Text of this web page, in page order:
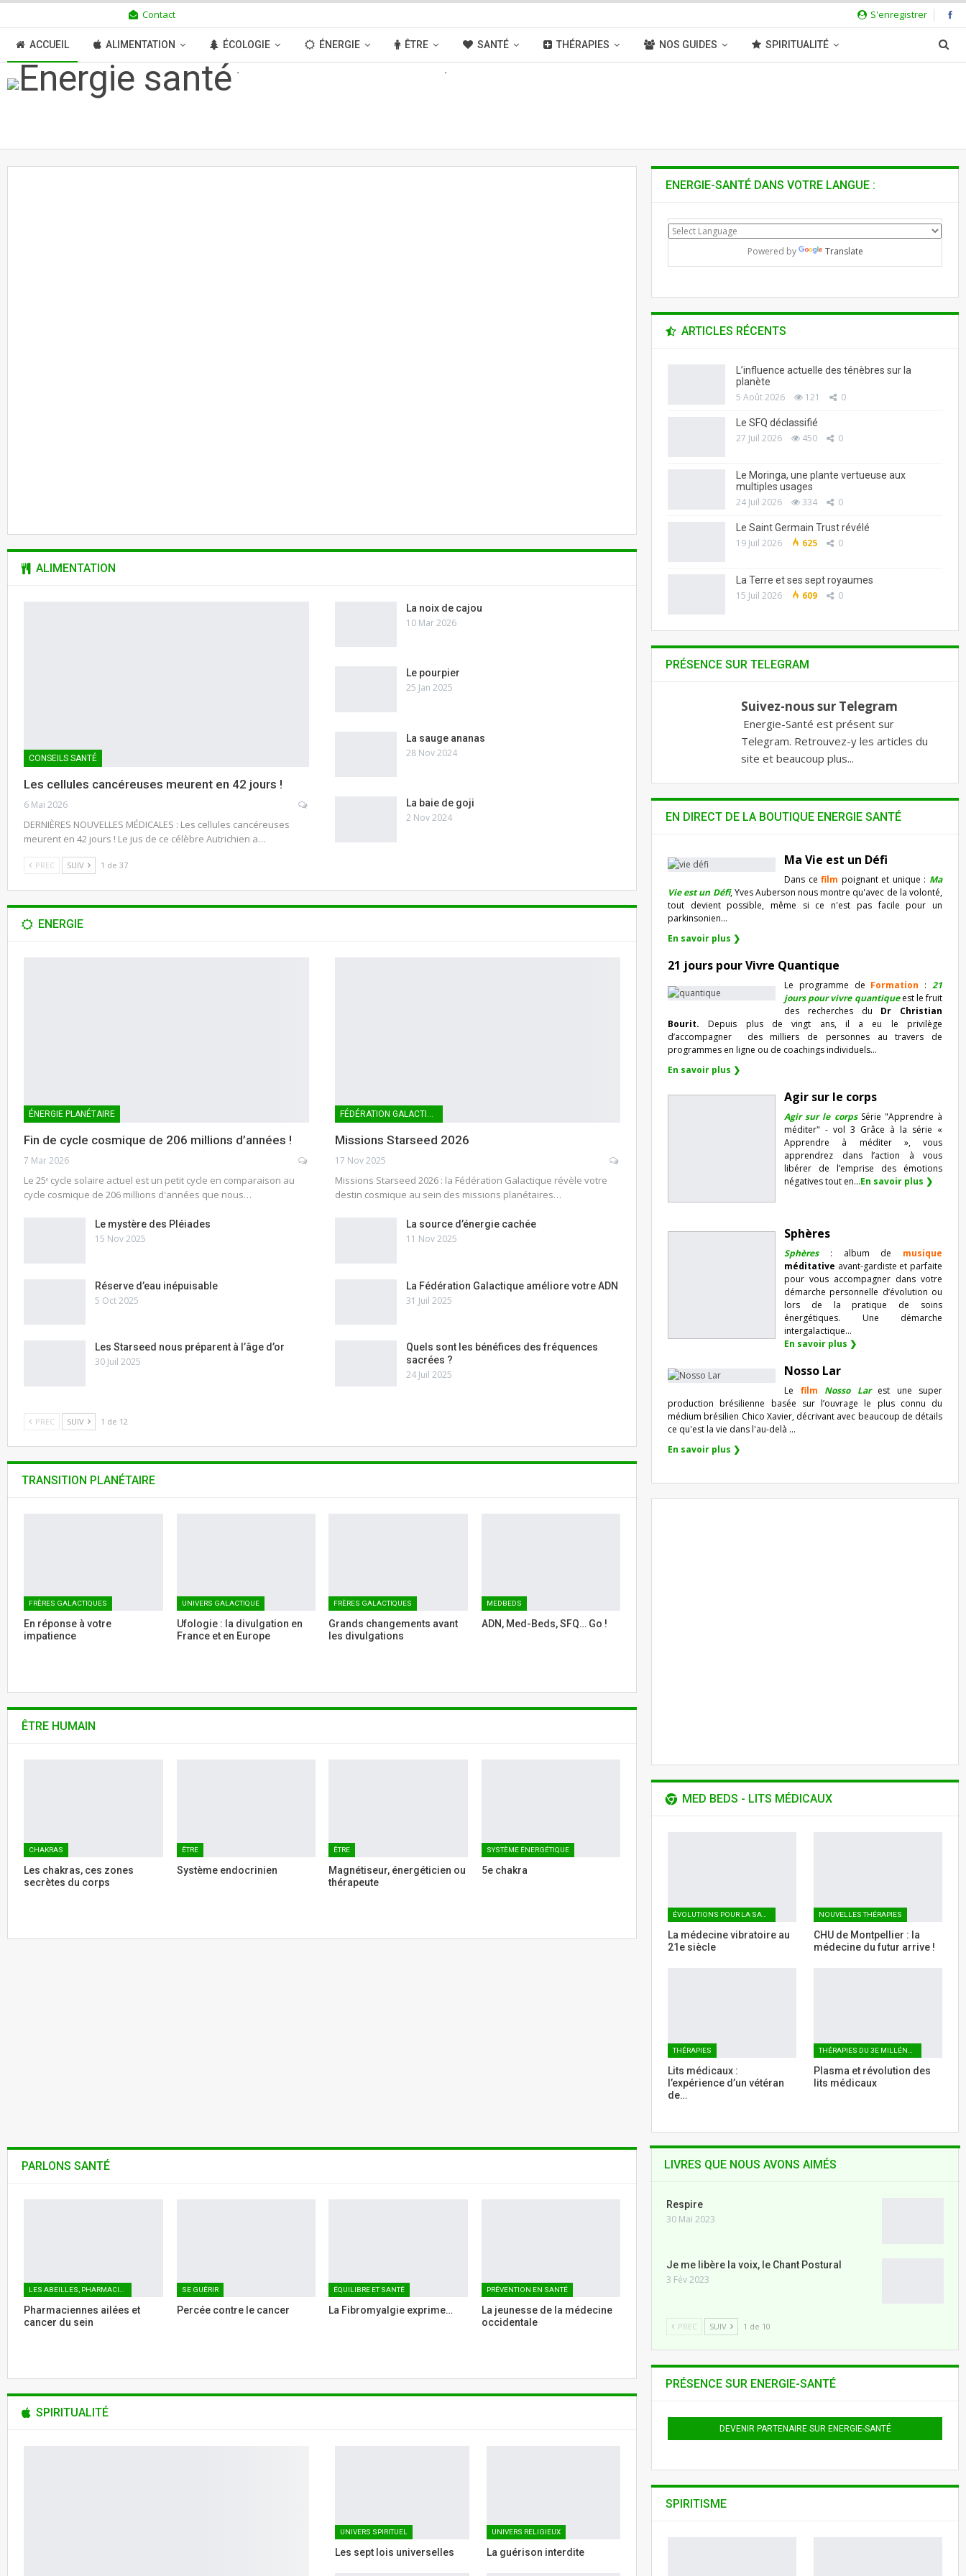
S'enregistrer
Contact
ACCUEIL ALIMENTATION ÉCOLOGIE ÉNERGIE ÊTRE SANTÉ THÉRAPIES NOS GUIDES SPIRITUALITÉ
TRANSITION BOUTIQUE MÉDIAS
ALIMENTATION
CONSEILS SANTÉ
Les cellules cancéreuses meurent en 42 jours !
6 Mai 2026
DERNIÈRES NOUVELLES MÉDICALES : Les cellules cancéreuses
meurent en 42 jours ! Le jus de ce célèbre Autrichien a…
La noix de cajou
10 Mar 2026
Le pourpier
25 Jan 2025
La sauge ananas
28 Nov 2024
La baie de goji
2 Nov 2024
PREC SUIV 1 de 37
ENERGIE
ÉNERGIE PLANÉTAIRE
Fin de cycle cosmique de 206 millions d’années !
7 Mar 2026
Le 25ᵉ cycle solaire actuel est un petit cycle en comparaison au
cycle cosmique de 206 millions d'années que nous…
FÉDÉRATION GALACTIQUE
Missions Starseed 2026
17 Nov 2025
Missions Starseed 2026 : la Fédération Galactique révèle votre
destin cosmique au sein des missions planétaires…
Le mystère des Pléiades
15 Nov 2025
La source d’énergie cachée
11 Nov 2025
Réserve d’eau inépuisable
5 Oct 2025
La Fédération Galactique améliore votre ADN
31 Juil 2025
Les Starseed nous préparent à l’âge d’or
30 Juil 2025
Quels sont les bénéfices des fréquences
sacrées ?
24 Juil 2025
PREC SUIV 1 de 12
TRANSITION PLANÉTAIRE
FRÈRES GALACTIQUES
En réponse à votre
impatience
UNIVERS GALACTIQUE
Ufologie : la divulgation en
France et en Europe
FRÈRES GALACTIQUES
Grands changements avant
les divulgations
MEDBEDS
ADN, Med-Beds, SFQ… Go !
ÊTRE HUMAIN
CHAKRAS
Les chakras, ces zones
secrètes du corps
ÊTRE
Système endocrinien
ÊTRE
Magnétiseur, énergéticien ou
thérapeute
SYSTÈME ÉNERGÉTIQUE
5e chakra
ENERGIE-SANTÉ DANS VOTRE LANGUE :
Powered by Translate
ARTICLES RÉCENTS
L’influence actuelle des ténèbres sur la
planète
5 Août 2026 121 0
Le SFQ déclassifié
27 Juil 2026 450 0
Le Moringa, une plante vertueuse aux
multiples usages
24 Juil 2026 334 0
Le Saint Germain Trust révélé
19 Juil 2026 625 0
La Terre et ses sept royaumes
15 Juil 2026 609 0
PRÉSENCE SUR TELEGRAM
Suivez-nous sur Telegram
Energie-Santé est présent sur
Telegram. Retrouvez-y les articles du
site et beaucoup plus...
EN DIRECT DE LA BOUTIQUE ENERGIE SANTÉ
Ma Vie est un Défi
Dans cefilm poignant et unique : Ma
Vie est un Défi, Yves Auberson nous montre qu'avec de la volonté,
tout devient possible, même si ce n'est pas facile pour un
parkinsonien…
En savoir plus ❯
21 jours pour Vivre Quantique
Le programme de Formation :21
jours pour vivre quantiqueest le fruit
des recherches du Dr Christian
Bourit.Depuis plus de vingt ans, il a eu le privilège
d’accompagner
des milliers de personnes au travers de
programmes en ligne ou de coachings individuels…
En savoir plus ❯
Agir sur le corps
Agir sur le corpsSérie "Apprendre à
méditer" - vol 3 Grâce à la série «
Apprendre à méditer », vous
apprendrez dans l’action à vous
libérer de l’emprise des émotions
négatives tout en...En savoir plus ❯
Sphères
Sphères: album de musique
méditative avant-gardiste et parfaite
pour vous accompagner dans votre
démarche personnelle d’évolution ou
lors de la pratique de soins
énergétiques. Une démarche
intergalactique...
En savoir plus ❯
Nosso Lar
Le film Nosso Lar est une super
production brésilienne basée sur l’ouvrage le plus connu du
médium brésilien Chico Xavier, décrivant avec beaucoup de détails
ce qu'est la vie dans l'au-delà ...
En savoir plus ❯
MED BEDS - LITS MÉDICAUX
La médecine vibratoire au
21e siècle
NOUVELLES THÉRAPIES
CHU de Montpellier : la
médecine du futur arrive !
THÉRAPIES
Lits médicaux :
l’expérience d’un vétéran
de…
Plasma et révolution des
lits médicaux
PARLONS SANTÉ
Pharmaciennes ailées et
cancer du sein
SE GUÉRIR
Percée contre le cancer
ÉQUILIBRE ET SANTÉ
La Fibromyalgie exprime…
PRÉVENTION EN SANTÉ
La jeunesse de la médecine
occidentale
SPIRITUALITÉ
UNIVERS SPIRITUEL
Les sept lois universelles
UNIVERS RELIGIEUX
La guérison interdite
LIVRES QUE NOUS AVONS AIMÉS
Respire
30 Mai 2023
Je me libère la voix, le Chant Postural
3 Fév 2023
PREC SUIV 1 de 10
PRÉSENCE SUR ENERGIE-SANTÉ
DEVENIR PARTENAIRE SUR ENERGIE-SANTÉ
SPIRITISME